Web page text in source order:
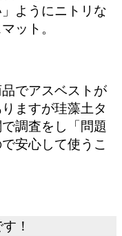
ようにニトリな
ット。
でアスベストが
ますが珪藻土タ
調査をし「問題
安心して使うこ
！